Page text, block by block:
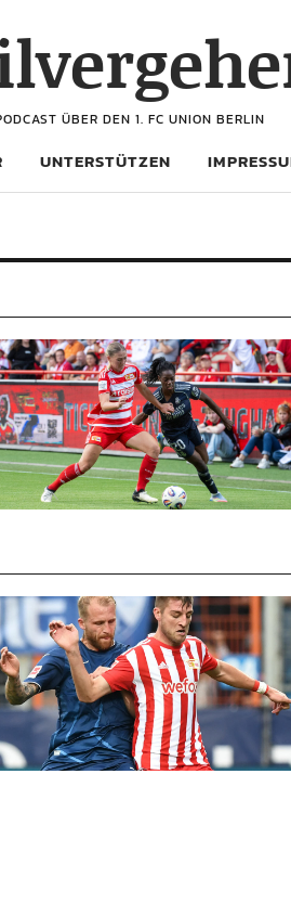
ÜBER DEN 1. FC UNION BERLIN
UNTERSTÜTZEN